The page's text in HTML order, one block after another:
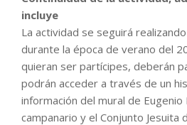
incluye
La actividad se seguirá
durante la época de verano del
quieran ser partícipes, deberán
podrán acceder a través de un
información del mural de
campanario y el Conjunto Jesuita